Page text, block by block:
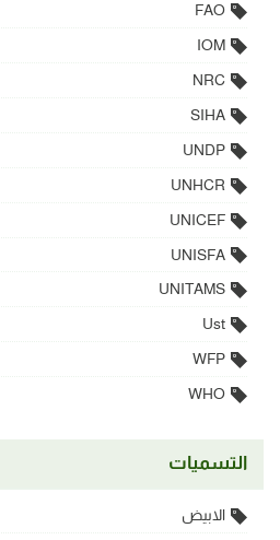
FAO
IOM
NRC
SIHA
UNDP
UNHCR
UNICEF
UNISFA
UNITAMS
Ust
WFP
WHO
التسميات
الابيض